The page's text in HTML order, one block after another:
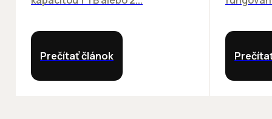
Prečítať článok